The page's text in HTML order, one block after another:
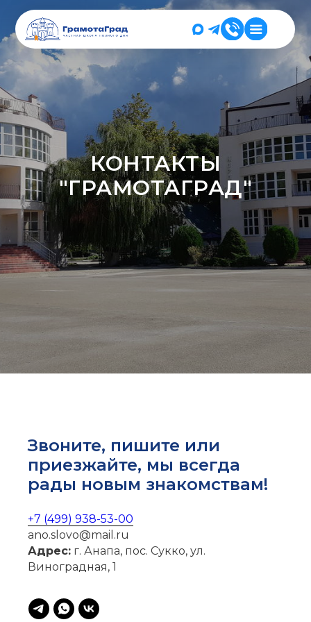
КОНТАКТЫ
"ГРАМОТАГРАД"
Звоните, пишите или
приезжайте, мы всегда
рады новым знакомствам!
+7 (499) 938-53-00
ano.slovo@mail.ru
Адрес: г. Анапа, пос. Сукко, ул.
Виноградная, 1